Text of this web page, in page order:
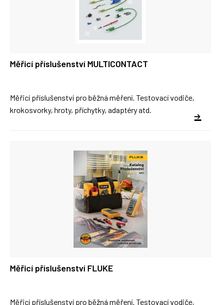
Měřicí příslušenství MULTICONTACT
Měřicí příslušenství pro běžná měření. Testovací vodiče,
krokosvorky, hroty, příchytky, adaptéry atd.
Měřicí příslušenství FLUKE
Měřicí příslušenství pro běžná měření. Testovací vodiče,